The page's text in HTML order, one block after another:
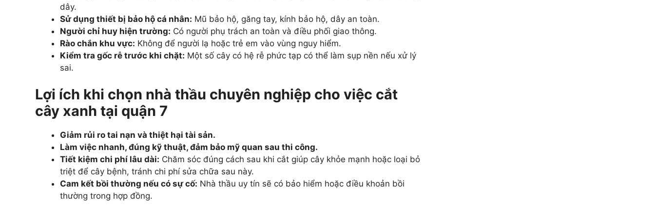
dây.
Sử dụng thiết bị bảo hộ cá nhân: Mũ bảo hộ, găng tay, kính bảo hộ, dây an toàn.
Người chỉ huy hiện trường: Có người phụ trách an toàn và điều phối giao thông.
Rào chắn khu vực: Không để người lạ hoặc trẻ em vào vùng nguy hiểm.
Kiểm tra gốc rễ trước khi chặt: Một số cây có hệ rễ phức tạp có thể làm sụp nền nếu xử lý
sai.
Lợi ích khi chọn nhà thầu chuyên nghiệp cho việc cắt
cây xanh tại quận 7
Giảm rủi ro tai nạn và thiệt hại tài sản.
Làm việc nhanh, đúng kỹ thuật, đảm bảo mỹ quan sau thi công.
Tiết kiệm chi phí lâu dài: Chăm sóc đúng cách sau khi cắt giúp cây khỏe mạnh hoặc loại bỏ
triệt để cây bệnh, tránh chi phí sửa chữa sau này.
Cam kết bồi thường nếu có sự cố: Nhà thầu uy tín sẽ có bảo hiểm hoặc điều khoản bồi
thường trong hợp đồng.